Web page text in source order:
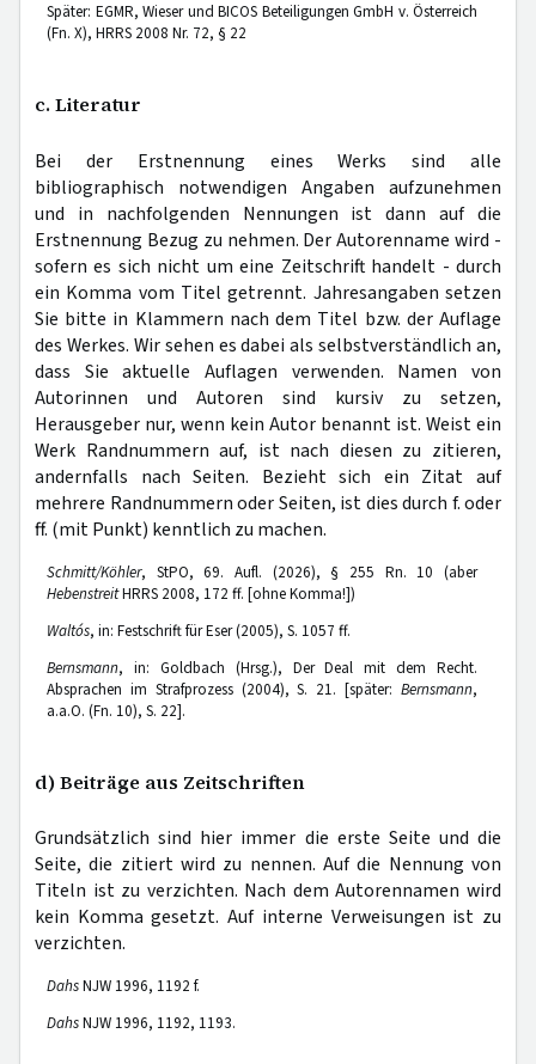
Später: EGMR, Wieser und BICOS Beteiligungen GmbH v. Österreich
(Fn. X), HRRS 2008 Nr. 72, § 22
c. Literatur
Bei der Erstnennung eines Werks sind alle
bibliographisch notwendigen Angaben aufzunehmen
und in nachfolgenden Nennungen ist dann auf die
Erstnennung Bezug zu nehmen. Der Autorenname wird -
sofern es sich nicht um eine Zeitschrift handelt - durch
ein Komma vom Titel getrennt. Jahresangaben setzen
Sie bitte in Klammern nach dem Titel bzw. der Auflage
des Werkes. Wir sehen es dabei als selbstverständlich an,
dass Sie aktuelle Auflagen verwenden. Namen von
Autorinnen und Autoren sind kursiv zu setzen,
Herausgeber nur, wenn kein Autor benannt ist. Weist ein
Werk Randnummern auf, ist nach diesen zu zitieren,
andernfalls nach Seiten. Bezieht sich ein Zitat auf
mehrere Randnummern oder Seiten, ist dies durch f. oder
ff. (mit Punkt) kenntlich zu machen.
Schmitt/Köhler, StPO, 69. Aufl. (2026), § 255 Rn. 10 (aber
HebenstreitHRRS 2008, 172 ff. [ohne Komma!])
Waltós, in: Festschrift für Eser (2005), S. 1057 ff.
Bernsmann, in: Goldbach (Hrsg.), Der Deal mit dem Recht.
Absprachen im Strafprozess (2004), S. 21. [später: Bernsmann,
a.a.O. (Fn. 10), S. 22].
d) Beiträge aus Zeitschriften
Grundsätzlich sind hier immer die erste Seite und die
Seite, die zitiert wird zu nennen. Auf die Nennung von
Titeln ist zu verzichten. Nach dem Autorennamen wird
kein Komma gesetzt. Auf interne Verweisungen ist zu
verzichten.
DahsNJW 1996, 1192 f.
DahsNJW 1996, 1192, 1193.